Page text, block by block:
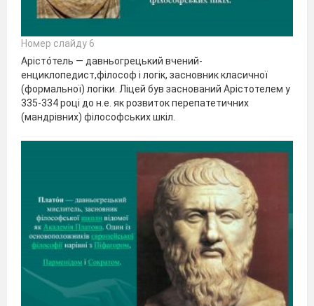
Номер слайду 6
Арісто́тель — давньогрецький вчений-
енциклопедист,філософ і логік, засновник класичної
(формальної) логіки. Ліцей був заснований Арістотелем у
335-334 році до н.е. як розвиток перепатетичних
(мандрівних) філософських шкіл.